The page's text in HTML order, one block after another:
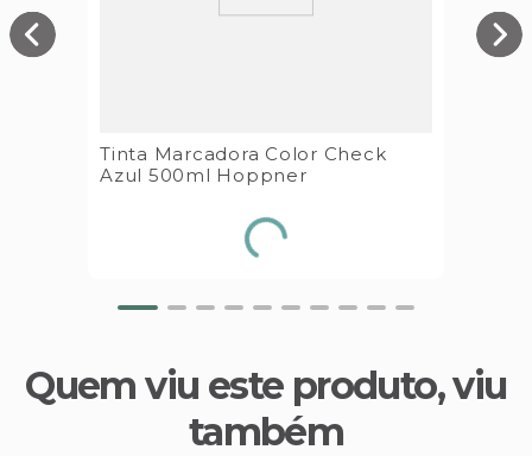
Tinta Marcadora Color Check
Azul 500ml Hoppner
Quem viu este produto, viu
também